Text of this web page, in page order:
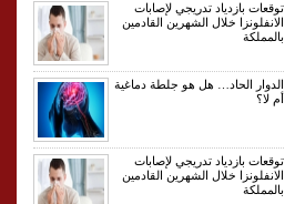
توقعات بازدياد تدريجي لإصابات
الانفلونزا خلال الشهرين القادمين
بالمملكة
الدوار الحاد… هل هو جلطة دماغية
أم لا؟
توقعات بازدياد تدريجي لإصابات
الانفلونزا خلال الشهرين القادمين
بالمملكة